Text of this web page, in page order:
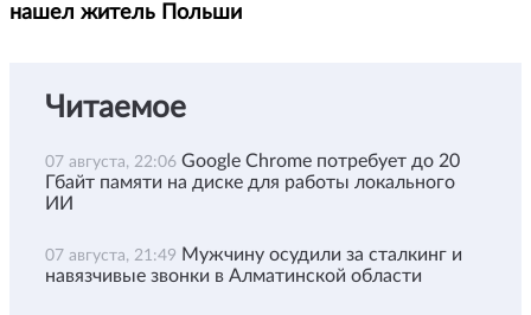
нашел житель Польши
Читаемое
07 августа, 22:06 Google Chrome потребует до 20
Гбайт памяти на диске для работы локального
ИИ
07 августа, 21:49 Мужчину осудили за сталкинг и
навязчивые звонки в Алматинской области